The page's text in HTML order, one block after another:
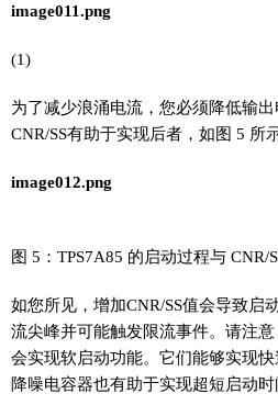
image011.png
(1)
为了减少浪涌电流，您必须降低输
CNR/SS有助于实现后者，如图 5 所
image012.png
图 5：TPS7A85 的启动过程与 CNR/
如您所见，增加CNR/SS值会导致启
流尖峰并可能触发限流事件。请注
会实现软启动功能。它们能够实现
降噪电容器也有助于实现超短启动时